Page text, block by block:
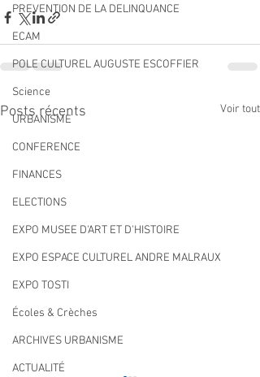
PREVENTION DE LA DELINQUANCE
ECAM
POLE CULTUREL AUGUSTE ESCOFFIER
Science
URBANISME
CONFERENCE
FINANCES
ELECTIONS
EXPO MUSEE D'ART ET D'HISTOIRE
EXPO ESPACE CULTUREL ANDRE MALRAUX
EXPO TOSTI
Écoles & Crèches
ARCHIVES URBANISME
ACTUALITÉ
Posts récents Voir tout